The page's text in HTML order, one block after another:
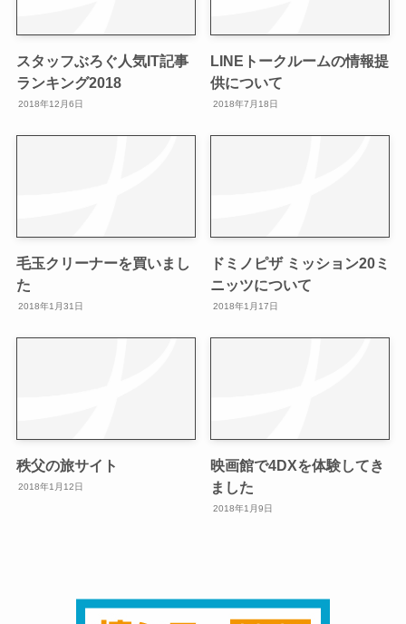
スタッフぶろぐ人気IT記事
ランキング2018
2018年12月6日
LINEトークルームの情報提
供について
2018年7月18日
毛玉クリーナーを買いまし
た
2018年1月31日
ドミノピザ ミッション20ミ
ニッツについて
2018年1月17日
秩父の旅サイト
2018年1月12日
映画館で4DXを体験してき
ました
2018年1月9日